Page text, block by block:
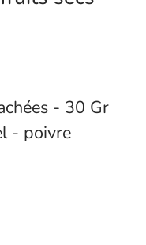
- 30 Gr
- poivre